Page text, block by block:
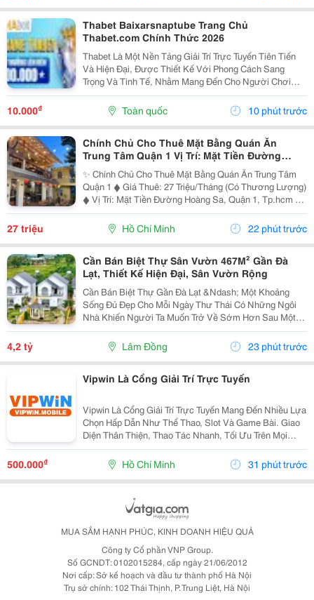
Thabet Baixarsnaptube Trang Chủ
Thabet.com Chính Thức 2026
Thabet Là Một Nền Tảng Giải Trí Trực Tuyến Tiên Tiến
Và Hiện Đại, Được Thiết Kế Với Phong Cách Sang
Trọng Và Tinh Tế, Nhằm Mang Đến Cho Người Chơi
Những Trải Nghiệm Giải Trí Số Đỉnh Cao Chưa Từng Có.
Với Triết Lý Hoạt Động "Chơi Như Một Vip &Ndash;...
10.000₫ Toàn quốc 10 phút trước
Chính Chủ Cho Thuê Mặt Bằng Quán Ăn
Trung Tâm Quận 1 Vị Trí: Mặt Tiền Đường
Hoàng Sa, Quận 1, Tp.hcm
✨ Chính Chủ Cho Thuê Mặt Bằng Quán Ăn Trung Tâm
Quận 1 ◆ Giá Thuê: 27 Triệu/Tháng (Có Thương Lượng)
◆ Vị Trí: Mặt Tiền Đường Hoàng Sa, Quận 1, Tp.hcm ◆
Diện Tích: Gần 100M&Sup2; (Ngang 10M) Ưu Điểm Nổi
Bật ◆ Mặt Bằng Đắc Địa: Tầng 2 Mặt Tiền...
27 triệu Hồ Chí Minh 22 phút trước
Cần Bán Biệt Thự Sân Vườn 467M² Gần Đà
Lạt, Thiết Kế Hiện Đại, Sân Vườn Rộng
Cần Bán Biệt Thự Gần Đà Lạt &Ndash; Một Khoảng
Sống Đủ Đẹp Cho Mỗi Ngày Thư Thái Có Những Ngôi
Nhà Khiến Người Ta Muốn Trở Về Sớm Hơn Sau Một
Ngày Dài. Không Gian Xanh Quanh Nhà, Một Chòi Trà
Nhỏ Để Ngồi Thư Giãn Và Khoảng Sân Đủ Rộng Cho
Những...
4,2 tỷ Lâm Đồng 23 phút trước
Vipwin Là Cổng Giải Trí Trực Tuyến
Vipwin Là Cổng Giải Trí Trực Tuyến Mang Đến Nhiều Lựa
Chọn Hấp Dẫn Như Thể Thao, Slot Và Game Bài. Giao
Diện Thân Thiện, Thao Tác Nhanh, Tối Ưu Trên Mọi
Thiết Bị, Giúp Người Chơi Tận Hưởng Trải Nghiệm
Mượt Mà Và Tiện Lợi.
500.000₫ Hồ Chí Minh 31 phút trước
MUA SẮM HẠNH PHÚC, KINH DOANH HIỆU QUẢ
Công ty Cổ phần VNP Group.
Số GCNDT: 0102015284, cấp ngày 21/06/2012
Nơi cấp: Sở kế hoạch và đầu tư thành phố Hà Nội
Trụ sở chính: 102 Thái Thịnh, P. Trung Liệt, Hà Nội